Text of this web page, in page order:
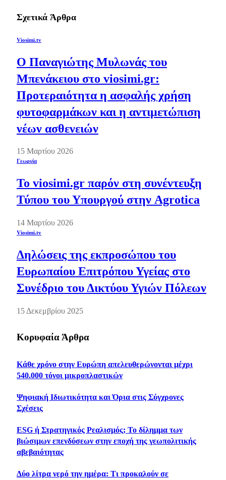
Σχετικά Άρθρα
Viosimi.tv
Ο Παναγιώτης Μυλωνάς του
Μπενάκειου στο viosimi.gr:
Προτεραιότητα η ασφαλής χρήση
φυτοφαρμάκων και η αντιμετώπιση
νέων ασθενειών
15 Μαρτίου 2026
Γεωργία
Το viosimi.gr παρόν στη συνέντευξη
Τύπου του Υπουργού στην Agrotica
14 Μαρτίου 2026
Viosimi.tv
Δηλώσεις της εκπροσώπου του
Ευρωπαίου Επιτρόπου Υγείας στο
Συνέδριο του Δικτύου Υγιών Πόλεων
15 Δεκεμβρίου 2025
Κορυφαία Άρθρα
Kάθε χρόνο στην Ευρώπη απελευθερώνονται μέχρι
540.000 τόνοι μικροπλαστικών
Ψηφιακή Ιδιωτικότητα και Όρια στις Σύγχρονες
Σχέσεις
ESG ή Στρατηγικός Ρεαλισμός; Το δίλημμα των
βιώσιμων επενδύσεων στην εποχή της γεωπολιτικής
αβεβαιότητας
Δύο λίτρα νερό την ημέρα: Τι προκαλούν σε